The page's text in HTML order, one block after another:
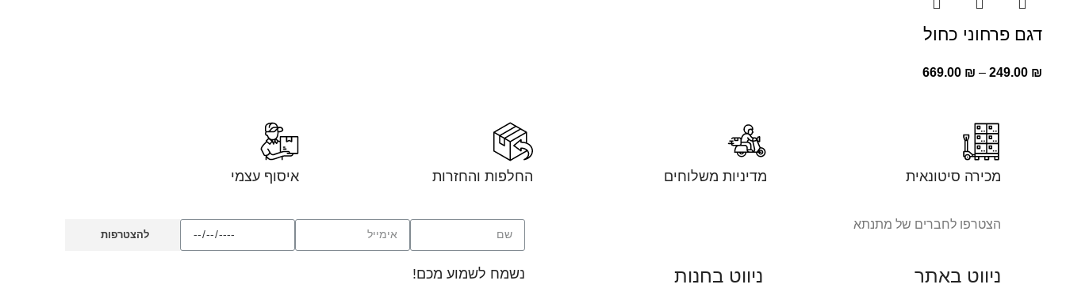
דגם פרחוני כחול
249.00 ₪
–
669.00 ₪
מכירה סיטונאית מדיניות משלוחים החלפות והחזרות איסוף עצמי
הצטרפו לחברים של מתנתא
להצטרפות
ניווט באתר ניווט בחנות נשמח לשמוע מכם!